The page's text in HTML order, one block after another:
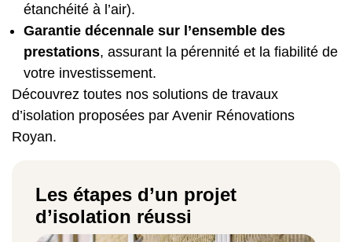
étanchéité à l’air).
Garantie décennale sur l’ensemble des
prestations, assurant la pérennité et la fiabilité de
votre investissement.
Découvrez toutes nos solutions de travaux
d’isolation proposées par Avenir Rénovations
Royan.
Les étapes d’un projet
d’isolation réussi